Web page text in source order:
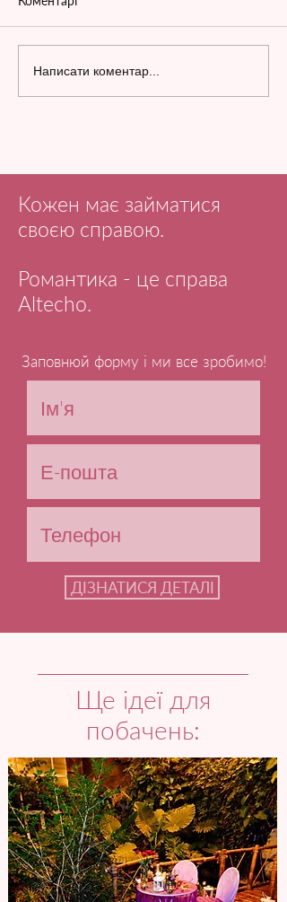
Написати коментар...
Кожен має займатися
своєю справою.
Романтика - це справа
Altecho.
Заповнюй форму і ми все зробимо!
ДІЗНАТИСЯ ДЕТАЛІ
Ще ідеї для
побачень: